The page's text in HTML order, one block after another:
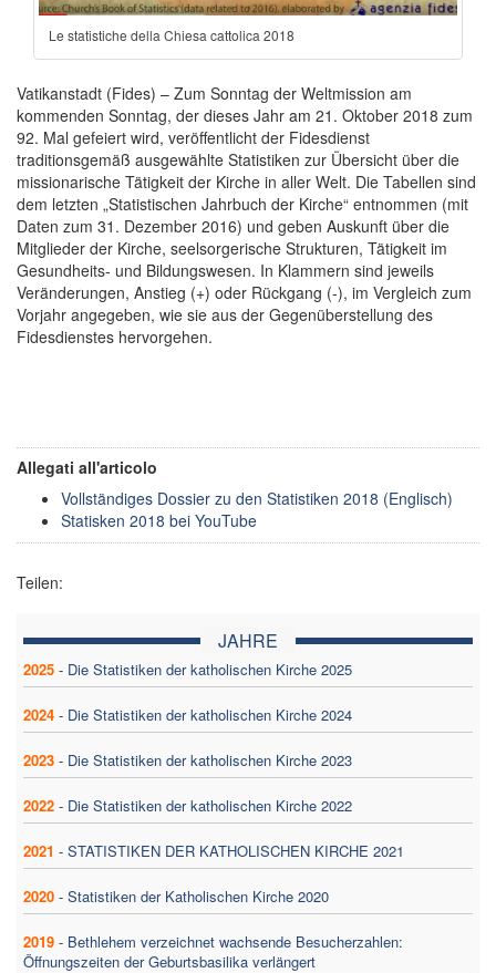
Le statistiche della Chiesa cattolica 2018
Vatikanstadt (Fides) – Zum Sonntag der Weltmission am
kommenden Sonntag, der dieses Jahr am 21. Oktober 2018 zum
92. Mal gefeiert wird, veröffentlicht der Fidesdienst
traditionsgemäß ausgewählte Statistiken zur Übersicht über die
missionarische Tätigkeit der Kirche in aller Welt. Die Tabellen sind
dem letzten „Statistischen Jahrbuch der Kirche“ entnommen (mit
Daten zum 31. Dezember 2016) und geben Auskunft über die
Mitglieder der Kirche, seelsorgerische Strukturen, Tätigkeit im
Gesundheits- und Bildungswesen. In Klammern sind jeweils
Veränderungen, Anstieg (+) oder Rückgang (-), im Vergleich zum
Vorjahr angegeben, wie sie aus der Gegenüberstellung des
Fidesdienstes hervorgehen.
Allegati all'articolo
Vollständiges Dossier zu den Statistiken 2018 (Englisch)
Statisken 2018 bei YouTube
Teilen:
JAHRE
2025 - Die Statistiken der katholischen Kirche 2025
2024 - Die Statistiken der katholischen Kirche 2024
2023 - Die Statistiken der katholischen Kirche 2023
2022 - Die Statistiken der katholischen Kirche 2022
2021 - STATISTIKEN DER KATHOLISCHEN KIRCHE 2021
2020 - Statistiken der Katholischen Kirche 2020
2019 - Bethlehem verzeichnet wachsende Besucherzahlen:
Öffnungszeiten der Geburtsbasilika verlängert